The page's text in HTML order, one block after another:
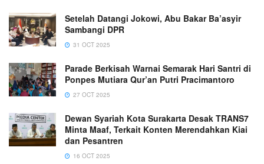
Setelah Datangi Jokowi, Abu Bakar Ba’asyir
Sambangi DPR
31 OCT 2025
Parade Berkisah Warnai Semarak Hari Santri di
Ponpes Mutiara Qur’an Putri Pracimantoro
27 OCT 2025
Dewan Syariah Kota Surakarta Desak TRANS7
Minta Maaf, Terkait Konten Merendahkan Kiai
dan Pesantren
16 OCT 2025